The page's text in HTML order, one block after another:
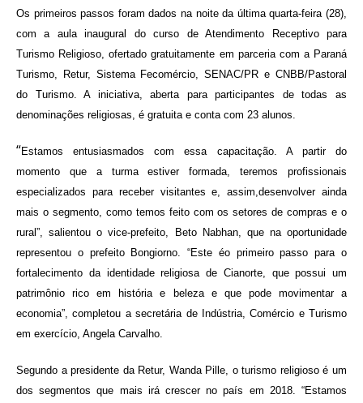
Os primeiros passos foram dados na noite da última quarta-feira (28),
com a aula inaugural do curso de Atendimento Receptivo para
Turismo Religioso, ofertado gratuitamente em parceria com a Paraná
Turismo, Retur, Sistema Fecomércio, SENAC/PR e CNBB/Pastoral
do Turismo. A iniciativa, aberta para participantes de todas as
denominações religiosas, é gratuita e conta com 23 alunos.
“Estamos entusiasmados com essa capacitação. A partir do
momento que a turma estiver formada, teremos profissionais
especializados para receber visitantes e, assim,desenvolver ainda
mais o segmento, como temos feito com os setores de compras e o
rural”, salientou o vice-prefeito, Beto Nabhan, que na oportunidade
representou o prefeito Bongiorno. “Este éo primeiro passo para o
fortalecimento da identidade religiosa de Cianorte, que possui um
patrimônio rico em história e beleza e que pode movimentar a
economia”, completou a secretária de Indústria, Comércio e Turismo
em exercício, Angela Carvalho.
Segundo a presidente da Retur, Wanda Pille, o turismo religioso é um
dos segmentos que mais irá crescer no país em 2018. “Estamos